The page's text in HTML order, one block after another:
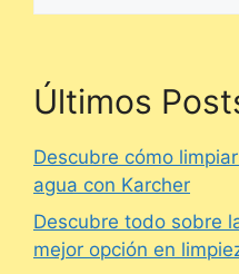
Últimos
Descubre cómo
agua con Karcher
Descubre todo sobre
mejor opción en